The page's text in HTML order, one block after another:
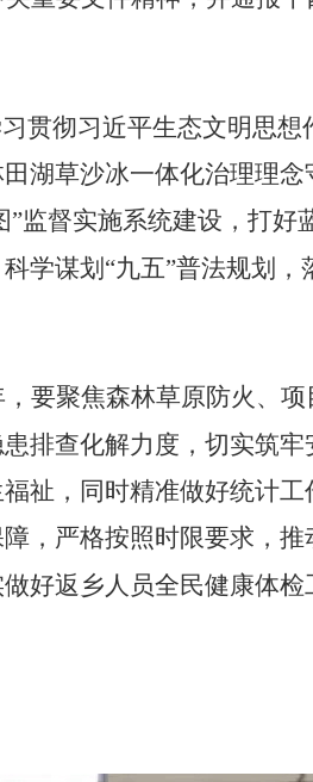
贯彻习近平生态文明思想
湖草沙冰一体化治理理
监督实施系统建设，打好
学谋划“九五”普法规划，
要聚焦森林草原防火、
排查化解力度，切实筑
祉，同时精准做好统计工
，严格按照时限要求，
好返乡人员全民健康体